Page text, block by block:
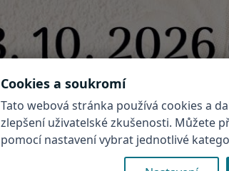
Cookies a soukromí
Tato webová stránka používá cookies a
zlepšení uživatelské zkušenosti. Můžete
pomocí nastavení vybrat jednotlivé